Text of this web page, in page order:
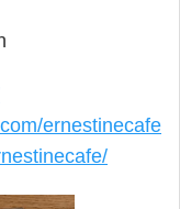
ernestinecafe